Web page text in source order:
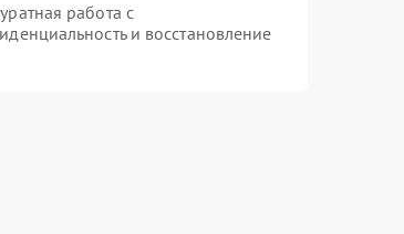
работа с
и восстановление